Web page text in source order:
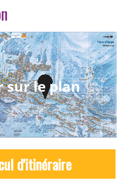
sur le plan
d'itinéraire